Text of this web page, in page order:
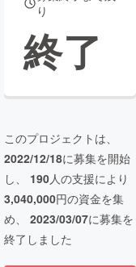
り
終了
このプロジェクトは、
2022/12/18に募集を開始
し、 190人の支援により
3,040,000円の資金を集
め、 2023/03/07に募集を
終了しました